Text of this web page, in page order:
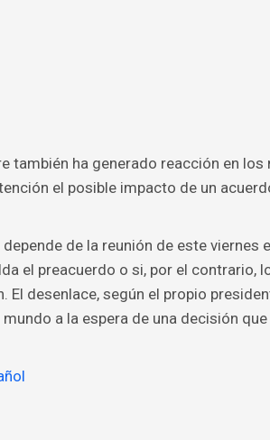
también ha generado reacción en
el posible impacto de un
de la reunión de este viernes
el preacuerdo o si, por el contrario,
El desenlace, según el propio
a la espera de una decisión